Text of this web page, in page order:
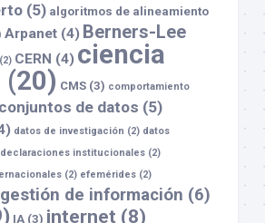
(5) algoritmos de alineamiento
Arpanet (4) Berners-Lee
(2) CERN (4) ciencia
(20) CMS (3) comportamiento
conjuntos de datos (5)
datos de investigación (2) datos
declaraciones institucionales (2)
(2) efemérides (2)
gestión de información (6)
IA (3) internet (8)